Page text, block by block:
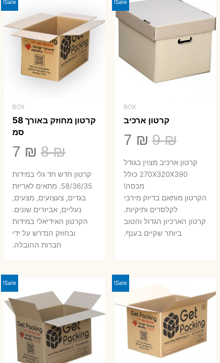
Sale!
BOX
קרטון ארכיב
9₪
המחיר
המקורי
היה:
9 ₪.
7 ₪
הנוכחי
הוא:
קרטון ארכיב מצוין בגודל
270X320X390 כולל
מכסה!
הקרטון מותאם בדיוק מירבי
לקלסרים ותיקיות.
קרטון הארכיון הגדול והטוב
ביותר שקיים בענף.
Sale!
BOX
קרטון מחוזק באורך 58
סמ
8₪
היה:
8 ₪.
7 ₪
7 ₪.
קרטון חדש חד גלי במידות
58/36/35. מתאים לאריזת
בגדים, צעצועים, מצעים,
נעליים, אביזרים שונים.
הקרטון האידיאלי במידות
ובחוזק הנדרש על ידי
חברות ההובלה.
Sale!
Sale!